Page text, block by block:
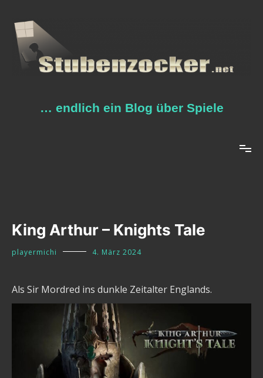
Inhalt
springen
… endlich ein Blog über Spiele
King Arthur – Knights Tale
playermichi 4. März 2024
Als Sir Mordred ins dunkle Zeitalter Englands.